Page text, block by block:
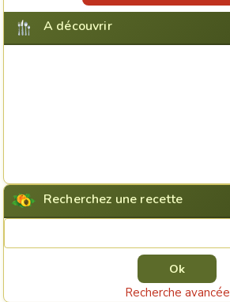
A découvrir
Recherchez une recette
Recherche avancée